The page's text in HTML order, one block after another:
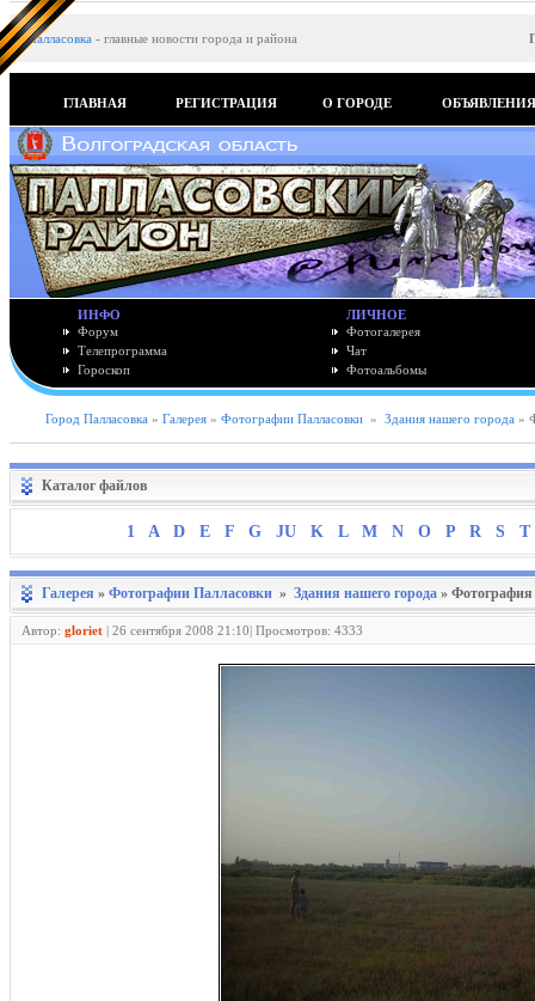
Палласовка - главные новости города и района
ГЛАВНАЯ РЕГИСТРАЦИЯ О ГОРОДЕ ОБЪЯВЛЕНИЯ
ИНФО
Форум
Телепрограмма
Гороскоп
ЛИЧНОЕ
Фотогалерея
Чат
Фотоальбомы
Город Палласовка » Галерея » Фотографии Палласовки » Здания нашего города »
Каталог файлов
1 A D E F G JU K L M N O P R S T
Галерея » Фотографии Палласовки » Здания нашего города » Фотография
Автор: gloriet | 26 сентября 2008 21:10| Просмотров: 4333